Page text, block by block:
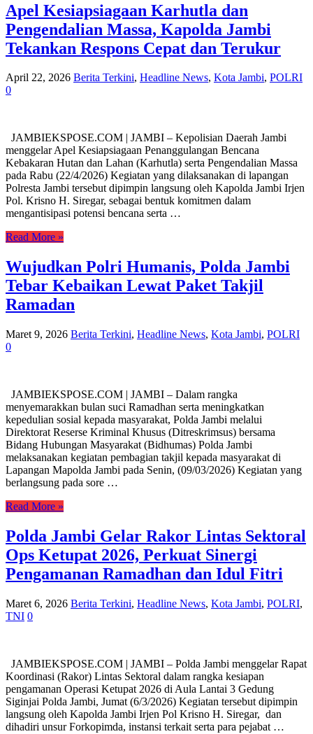
Apel Kesiapsiagaan Karhutla dan
Pengendalian Massa, Kapolda Jambi
Tekankan Respons Cepat dan Terukur
April 22, 2026 Berita Terkini, Headline News, Kota Jambi, POLRI
0
JAMBIEKSPOSE.COM | JAMBI – Kepolisian Daerah Jambi
menggelar Apel Kesiapsiagaan Penanggulangan Bencana
Kebakaran Hutan dan Lahan (Karhutla) serta Pengendalian Massa
pada Rabu (22/4/2026) Kegiatan yang dilaksanakan di lapangan
Polresta Jambi tersebut dipimpin langsung oleh Kapolda Jambi Irjen
Pol. Krisno H. Siregar, sebagai bentuk komitmen dalam
mengantisipasi potensi bencana serta …
Read More »
Wujudkan Polri Humanis, Polda Jambi
Tebar Kebaikan Lewat Paket Takjil
Ramadan
Maret 9, 2026 Berita Terkini, Headline News, Kota Jambi, POLRI
0
JAMBIEKSPOSE.COM | JAMBI – Dalam rangka
menyemarakkan bulan suci Ramadhan serta meningkatkan
kepedulian sosial kepada masyarakat, Polda Jambi melalui
Direktorat Reserse Kriminal Khusus (Ditreskrimsus) bersama
Bidang Hubungan Masyarakat (Bidhumas) Polda Jambi
melaksanakan kegiatan pembagian takjil kepada masyarakat di
Lapangan Mapolda Jambi pada Senin, (09/03/2026) Kegiatan yang
berlangsung pada sore …
Read More »
Polda Jambi Gelar Rakor Lintas Sektoral
Ops Ketupat 2026, Perkuat Sinergi
Pengamanan Ramadhan dan Idul Fitri
Maret 6, 2026 Berita Terkini, Headline News, Kota Jambi, POLRI,
TNI 0
JAMBIEKSPOSE.COM | JAMBI – Polda Jambi menggelar Rapat
Koordinasi (Rakor) Lintas Sektoral dalam rangka kesiapan
pengamanan Operasi Ketupat 2026 di Aula Lantai 3 Gedung
Siginjai Polda Jambi, Jumat (6/3/2026) Kegiatan tersebut dipimpin
langsung oleh Kapolda Jambi Irjen Pol Krisno H. Siregar, dan
dihadiri unsur Forkopimda, instansi terkait serta para pejabat …